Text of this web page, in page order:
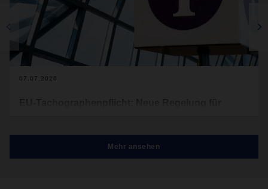
07.07.2026
Ab dem 1. Juli 2026 gelten in der EU neue Vorschriften für
den grenzüberschreitenden gewerblichen Güterverkehr.
Künftig müssen auch leichte Nutzfahrzeuge und
Mehr ansehen